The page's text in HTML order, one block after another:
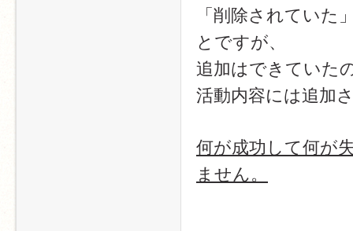
「削除されてい
とですが、
追加はできていた
活動内容には追加
何が成功して何が
ません。